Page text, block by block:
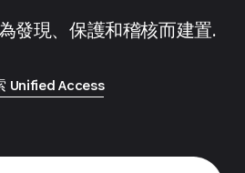
發現、保護和稽核而建置.
Unified Access